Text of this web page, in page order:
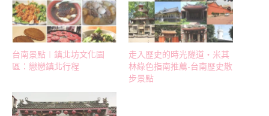
台南景點︱鎮北坊文化園
區：戀戀鎮北行程
走入歷史的時光隧道‧米其
林綠色指南推薦-台南歷史散
步景點